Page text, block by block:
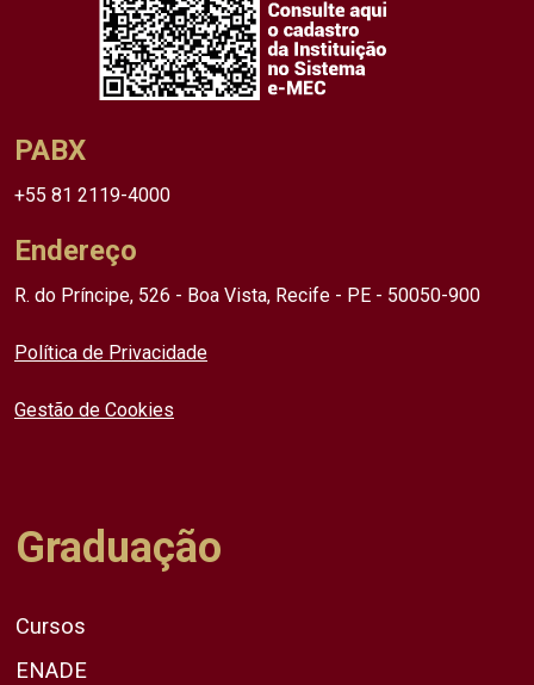
PABX
+55 81 2119-4000
Endereço
R. do Príncipe, 526 - Boa Vista, Recife - PE - 50050-900
Política de Privacidade
Gestão de Cookies
Graduação
Cursos
ENADE